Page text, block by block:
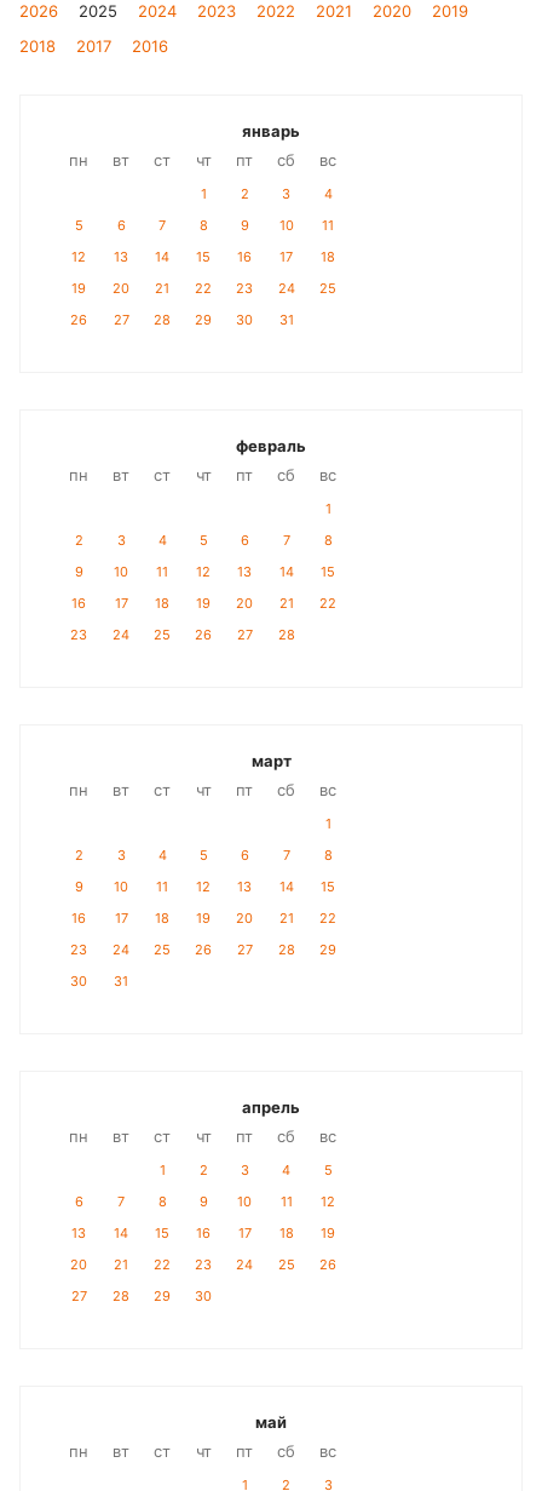
2026 2025 2024 2023 2022 2021 2020
2019
2018
2017 2016
январь
пн
вт ст чт пт сб вс
1 2 3
4
5
6 7 8 9 10
11
12
13 14 15 16 17
18
19
20 21 22 23 24
25
26
27 28 29 30 31
февраль
пн
вт ст чт пт сб вс
1
2
3 4 5 6 7
8
9
10 11 12 13 14
15
16
17 18 19 20 21
22
23
24 25 26 27 28
март
пн
вт ст чт пт сб вс
1
2
3 4 5 6 7
8
9
10 11 12 13 14
15
16
17 18 19 20 21
22
23
24 25 26 27 28
29
30
31
апрель
пн
вт ст чт пт сб вс
1 2 3 4
5
6
7 8 9 10 11
12
13
14 15 16 17 18
19
20
21 22 23 24 25
26
27
28 29 30
май
пн
вт ст чт пт сб вс
1 2 3